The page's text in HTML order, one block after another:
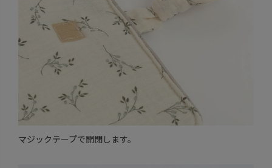
マジックテープで開閉します。